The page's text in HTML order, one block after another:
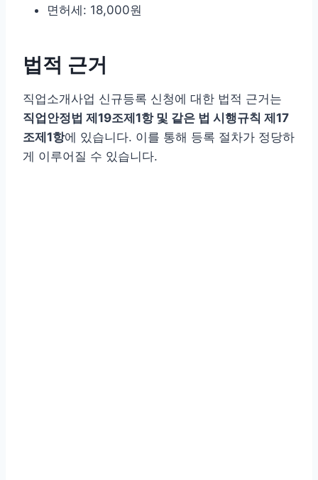
면허세: 18,000원
법적 근거
직업소개사업 신규등록 신청에 대한 법적 근거는
직업안정법 제19조제1항 및 같은 법 시행규칙 제17
조제1항에 있습니다. 이를 통해 등록 절차가 정당하
게 이루어질 수 있습니다.